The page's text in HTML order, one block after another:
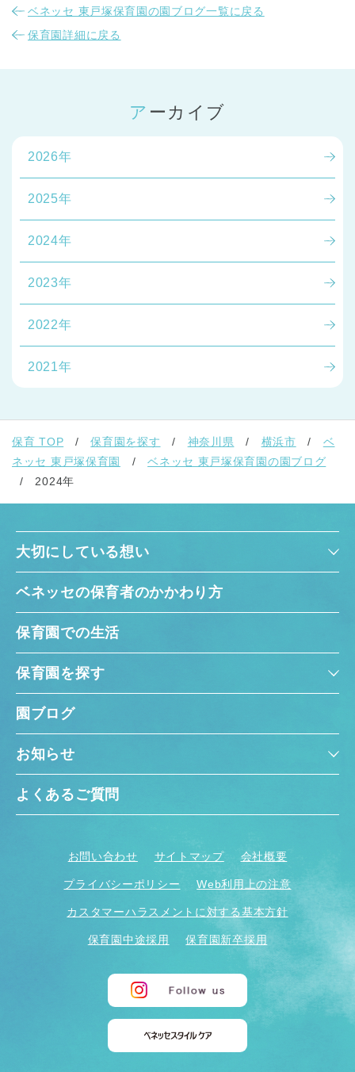
ベネッセ 東戸塚保育園の園ブログ一覧に戻る
保育園詳細に戻る
アーカイブ
2026年
2025年
2024年
2023年
2022年
2021年
保育 TOP 保育園を探す 神奈川県 横浜市
ベ
ネッセ 東戸塚保育園
ベネッセ 東戸塚保育園の園ブログ
2024年
大切にしている想い
ベネッセの保育者のかかわり方
保育園での生活
保育園を探す
園ブログ
お知らせ
よくあるご質問
お問い合わせ サイトマップ 会社概要
プライバシーポリシー Web利用上の注意
カスタマーハラスメントに対する基本方針
保育園中途採用 保育園新卒採用